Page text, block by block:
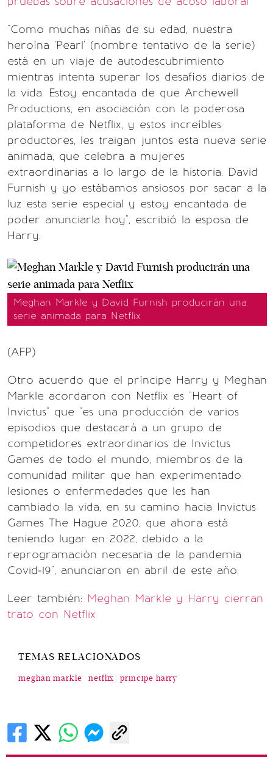
"Como muchas niñas de su edad, nuestra
heroína 'Pearl' (nombre tentativo de la serie)
está en un viaje de autodescubrimiento
mientras intenta superar los desafíos diarios de
la vida. Estoy encantada de que Archewell
Productions, en asociación con la poderosa
plataforma de Netflix, y estos increíbles
productores, les traigan juntos esta nueva serie
animada, que celebra a mujeres
extraordinarias a lo largo de la historia. David
Furnish y yo estábamos ansiosos por sacar a la
luz esta serie especial y estoy encantada de
poder anunciarla hoy", escribió la esposa de
Harry.
Meghan Markle y David Furnish producirán una
serie animada para Netflix
(AFP)
Otro acuerdo que el príncipe Harry y Meghan
Markle acordaron con Netflix es "Heart of
Invictus" que "es una producción de varios
episodios que destacará a un grupo de
competidores extraordinarios de Invictus
Games de todo el mundo, miembros de la
comunidad militar que han experimentado
lesiones o enfermedades que les han
cambiado la vida, en su camino hacia Invictus
Games The Hague 2020, que ahora está
teniendo lugar en 2022, debido a la
reprogramación necesaria de la pandemia
Covid-19", anunciaron en abril de este año.
Leer también: Meghan Markle y Harry cierran
trato con Netflix
TEMAS RELACIONADOS
meghan markle netflix principe harry